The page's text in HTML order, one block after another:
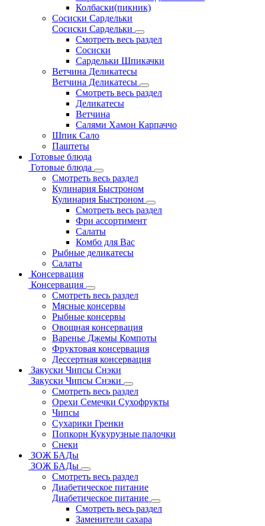
Колбаски(пикник)
Сосиски Сардельки
Сосиски Сардельки
Смотреть весь раздел
Сосиски
Сардельки Шпикачки
Ветчина Деликатесы
Ветчина Деликатесы
Смотреть весь раздел
Деликатесы
Ветчина
Салями Хамон Карпаччо
Шпик Сало
Паштеты
Готовые блюда
Готовые блюда
Смотреть весь раздел
Кулинария Быстроном
Кулинария Быстроном
Смотреть весь раздел
Фри ассортимент
Салаты
Комбо для Вас
Рыбные деликатесы
Салаты
Консервация
Консервация
Смотреть весь раздел
Мясные консервы
Рыбные консервы
Овощная консервация
Варенье Джемы Компоты
Фруктовая консервация
Дессертная консервация
Закуски Чипсы Снэки
Закуски Чипсы Снэки
Смотреть весь раздел
Орехи Семечки Сухофрукты
Чипсы
Сухарики Гренки
Попкорн Кукурузные палочки
Снеки
ЗОЖ БАДы
ЗОЖ БАДы
Смотреть весь раздел
Диабетическое питание
Диабетическое питание
Смотреть весь раздел
Заменители сахара